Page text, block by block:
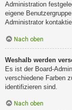
Administration
eigene
Administrator
Nach oben
Weshalb werden
Es ist der Board-
verschiedene Farben
identifizieren sind.
Nach oben